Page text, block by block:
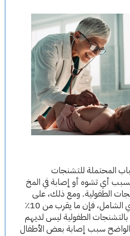
المحتملة للتشنجات
أي تشوه أو إصابة في المخ
الطفولية. ومع ذلك، على
الرغم من التقييم الطبي الشامل، فإن ما يقرب من 10٪
الطفولية ليس لديهم
سبب إصابة بعض الأطفال